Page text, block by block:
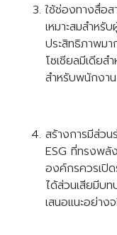
ใช้ช่องทางสื่อ
เหมาะสมสำหรั
ประสิทธิภาพม
โซเชียลมีเดีย
สำหรับพนักงาน
สร้างการมีส่ว
ESG ที่ทรงพลั
องค์กรควรเปิ
ได้ส่วนเสียมีบ
เสนอแนะอย่าง